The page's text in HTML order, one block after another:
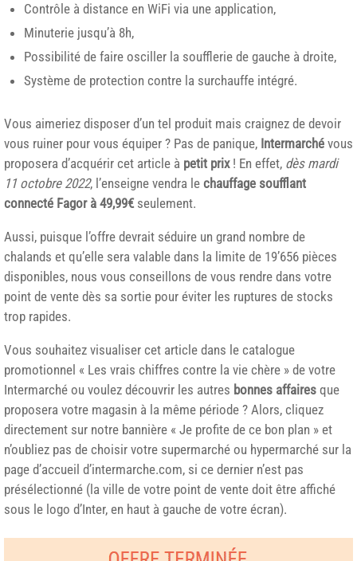
Contrôle à distance en WiFi via une application,
Minuterie jusqu’à 8h,
Possibilité de faire osciller la soufflerie de gauche à droite,
Système de protection contre la surchauffe intégré.
Vous aimeriez disposer d’un tel produit mais craignez de devoir
vous ruiner pour vous équiper ? Pas de panique, Intermarché vous
proposera d’acquérir cet article à petit prix! En effet, dès mardi
11 octobre 2022, l’enseigne vendra le chauffage soufflant
connecté Fagor à 49,99€ seulement.
Aussi, puisque l’offre devrait séduire un grand nombre de
chalands et qu’elle sera valable dans la limite de 19’656 pièces
disponibles, nous vous conseillons de vous rendre dans votre
point de vente dès sa sortie pour éviter les ruptures de stocks
trop rapides.
Vous souhaitez visualiser cet article dans le catalogue
promotionnel « Les vrais chiffres contre la vie chère » de votre
Intermarché ou voulez découvrir les autres bonnes affaires que
proposera votre magasin à la même période ? Alors, cliquez
directement sur notre bannière « Je profite de ce bon plan » et
n’oubliez pas de choisir votre supermarché ou hypermarché sur la
page d’accueil d’intermarche.com, si ce dernier n’est pas
présélectionné (la ville de votre point de vente doit être affiché
sous le logo d’Inter, en haut à gauche de votre écran).